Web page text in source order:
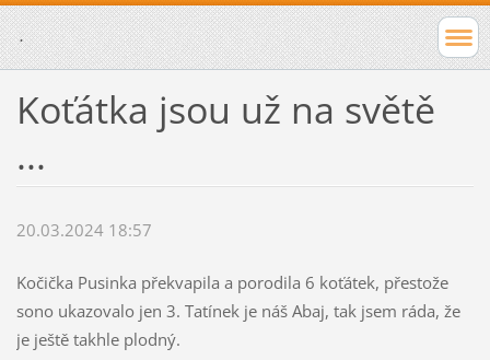
.
Koťátka jsou už na světě
...
20.03.2024 18:57
Kočička Pusinka překvapila a porodila 6 koťátek, přestože
sono ukazovalo jen 3. Tatínek je náš Abaj, tak jsem ráda, že
je ještě takhle plodný.